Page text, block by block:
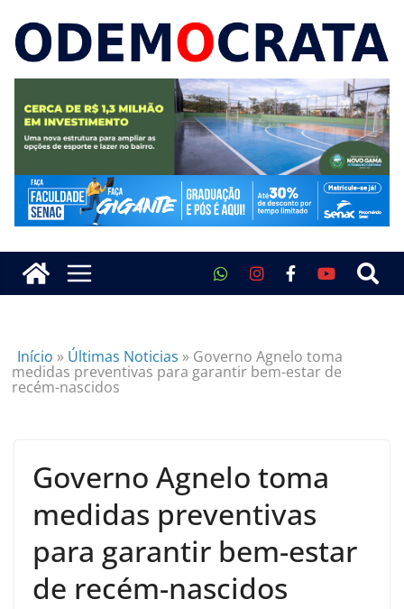
Início » Últimas Noticias » Governo Agnelo toma
medidas preventivas para garantir bem-estar de
recém-nascidos
Governo Agnelo toma
medidas preventivas
para garantir bem-estar
de recém-nascidos